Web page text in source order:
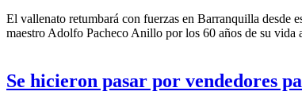
El vallenato retumbará con fuerzas en Barranquilla desde
maestro Adolfo Pacheco Anillo por los 60 años de su
Se hicieron pasar por vendedores